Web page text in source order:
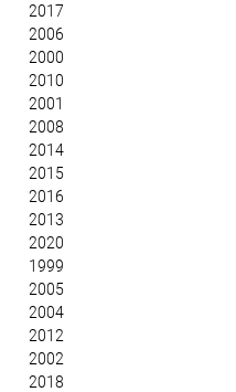
2017
2006
2000
2010
2001
2008
2014
2015
2016
2013
2020
1999
2005
2004
2012
2002
2018